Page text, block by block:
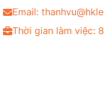
Email:
Thời gian làm việc: